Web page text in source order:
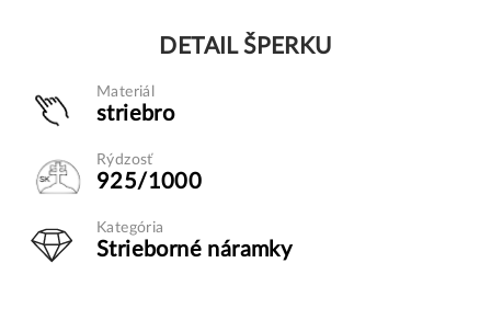
DETAIL ŠPERKU
Materiál
striebro
Rýdzosť
925/1000
Kategória
Strieborné náramky